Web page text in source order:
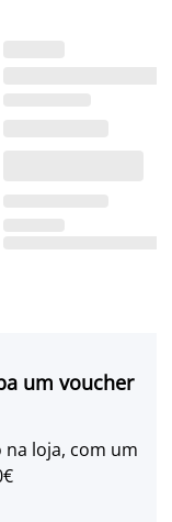
um voucher
na loja, com um